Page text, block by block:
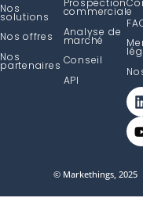
Nos
solutions
Nos offres
Nos
partenaires
Prospection
commerciale
Analyse de
marché
Conseil
API
© Markethings, 2025